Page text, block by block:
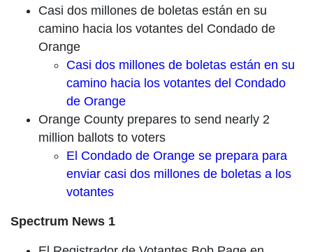
Casi dos millones de boletas están en su
camino hacia los votantes del Condado de
Orange
Casi dos millones de boletas están en su
camino hacia los votantes del Condado
de Orange
Orange County prepares to send nearly 2
million ballots to voters
El Condado de Orange se prepara para
enviar casi dos millones de boletas a los
votantes
Spectrum News 1